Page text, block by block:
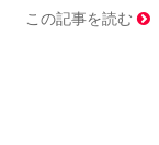
この記事を読む